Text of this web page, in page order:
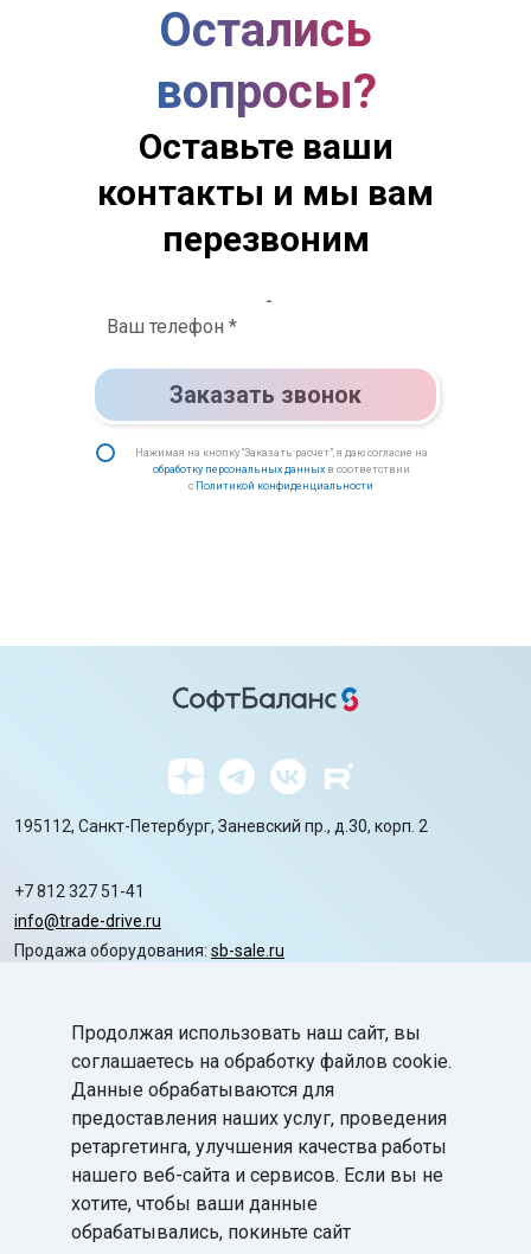
Остались
вопросы?
Оставьте ваши
контакты и мы вам
перезвоним
Заказать звонок
Нажимая на кнопку “Заказать расчет”, я даю согласие на
обработку персональных данныхв соответствии
с Политикой конфиденциальности
195112, Санкт-Петербург, Заневский пр., д.30, корп. 2
+7 812 327 51-41
info@trade-drive.ru
Продажа оборудования: sb-sale.ru
Автоматизацияchevron_right
Маркировкаchevron_right
Поддержкаchevron_right
База знанийchevron_right
Продолжая использовать наш сайт, вы
соглашаетесь на обработку файлов cookie.
Данные обрабатываются для
предоставления наших услуг, проведения
ретаргетинга, улучшения качества работы
нашего веб-сайта и сервисов. Если вы не
хотите, чтобы ваши данные
обрабатывались, покиньте сайт